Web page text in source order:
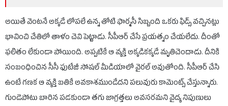
అయితే వెంటనే అక్కడే లోపలే ఉన్న తోటి ఫార్మసీ సిబ్బంది ఒకరు ఫి‌డ్స్ వచ్చినట్లు
భావించి చేతిలో తాళం చెవి పెట్టాడు. సీపీఆర్ చేసే ప్రయత్నం చేయలేదు. దీంతో
ఫలితం లేకుండా పోయింది. అప్పటికే ఆ వ్యక్తి అక్కడికక్కడే మృతిచెందాడు. దీనికి
సంబంధించిన సీసీ ఫుటేజీ సోషల్ మీడియాలో వైరల్ అవుతోంది. సీపీఆర్ చేసి
ఉంటే గణక ఆ వ్యక్తి బతికే అవకాశముండేదని పలువురు కామెంట్స్ చేస్తున్నారు.
గుండెపోటు బారిన పడకుండా తగు జాగ్రత్తలు అవసరమని వైద్య నిపుణులు